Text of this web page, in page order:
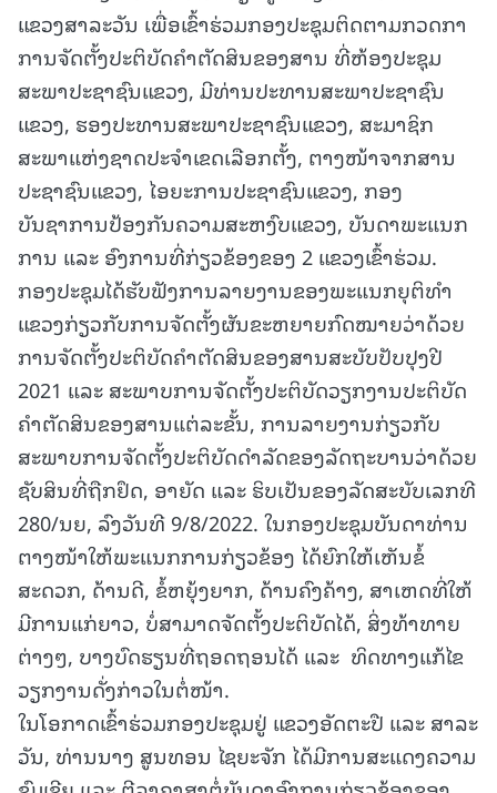
ແຂວງສາລະວັນ ເພື່ອເຂົ້າຮ່ວມກອງປະຊຸມຕິດຕາມກວດກາ
ການຈັດຕັ້ງປະຕິບັດຄຳຕັດສິນຂອງສານ ທີ່ຫ້ອງປະຊຸມ
ສະພາປະຊາຊົນແຂວງ, ມີທ່ານປະທານສະພາປະຊາຊົນ
ແຂວງ, ຮອງປະທານສະພາປະຊາຊົນແຂວງ, ສະມາຊິກ
ສະພາແຫ່ງຊາດປະຈຳເຂດເລືອກຕັ້ງ, ຕາງໜ້າຈາກສານ
ປະຊາຊົນແຂວງ, ໄອຍະການປະຊາຊົນແຂວງ, ກອງ
ບັນຊາການປ້ອງກັນຄວາມສະຫງົບແຂວງ, ບັນດາພະແນກ
ການ ແລະ ອົງການທີ່ກ່ຽວຂ້ອງຂອງ 2 ແຂວງເຂົ້າຮ່ວມ.
ກອງປະຊຸມໄດ້ຮັບຟັງການລາຍງານຂອງພະແນກຍຸຕິທໍາ
ແຂວງກ່ຽວກັບການຈັດຕັ້ງຜັນຂະຫຍາຍກົດໝາຍວ່າດ້ວຍ
ການຈັດຕັ້ງປະຕິບັດຄໍາຕັດສິນຂອງສານສະບັບປັບປຸງປີ
2021 ແລະ ສະພາບການຈັດຕັ້ງປະຕິບັດວຽກງານປະຕິບັດ
ຄໍາຕັດສິນຂອງສານແຕ່ລະຂັ້ນ, ການລາຍງານກ່ຽວກັບ
ສະພາບການຈັດຕັ້ງປະຕິບັດດໍາລັດຂອງລັດຖະບານວ່າດ້ວຍ
ຊັບສິນທີ່ຖືກຢຶດ, ອາຍັດ ແລະ ຮິບເປັນຂອງລັດສະບັບເລກທີ
280/ນຍ, ລົງວັນທີ 9/8/2022. ໃນກອງປະຊຸມບັນດາທ່ານ
ຕາງໜ້າໃຫ້ພະແນກການກ່ຽວຂ້ອງ ໄດ້ຍົກໃຫ້ເຫັນຂໍ້
ສະດວກ, ດ້ານດີ, ຂໍ້ຫຍຸ້ງຍາກ, ດ້ານຄົງຄ້າງ, ສາເຫດທີ່ໃຫ້
ມີການແກ່ຍາວ, ບໍ່ສາມາດຈັດຕັ້ງປະຕິບັດໄດ້, ສິ່ງທ້າທາຍ
ຕ່າງໆ, ບາງບົດຮຽນທີ່ຖອດຖອນໄດ້ ແລະ ທິດທາງແກ້ໄຂ
ວຽກງານດັ່ງກ່າວໃນຕໍ່ໜ້າ.
ໃນໂອກາດເຂົ້າຮ່ວມກອງປະຊຸມຢູ່ ແຂວງອັດຕະປື ແລະ ສາລະ
ວັນ, ທ່ານນາງ ສູນທອນ ໄຊຍະຈັກ ໄດ້ມີການສະແດງຄວາມ